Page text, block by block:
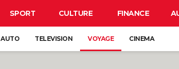
SPORT CULTURE FINANCE
AUTO TELEVISION VOYAGE CINEMA